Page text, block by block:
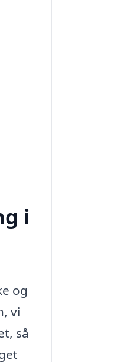
i
og
vi
så